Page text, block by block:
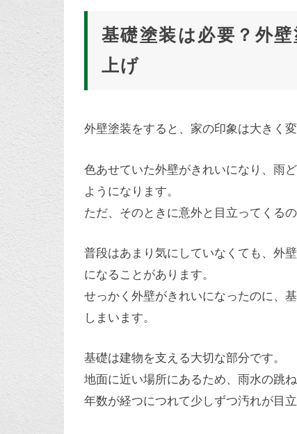
基礎塗装は必要？外
上げ
外壁塗装をすると、家の印象は大きく変
色あせていた外壁がきれいになり、雨
ようになります。
ただ、そのときに意外と目立ってくる
普段はあまり気にしていなくても、外
になることがあります。
せっかく外壁がきれいになったのに、
しまいます。
基礎は建物を支える大切な部分です。
地面に近い場所にあるため、雨水の跳
年数が経つにつれて少しずつ汚れが目立